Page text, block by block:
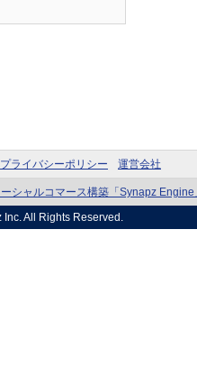
プライバシーポリシー 運営会社
シャルコマース構築「Synapz Engine
Inc.All Rights Reserved.